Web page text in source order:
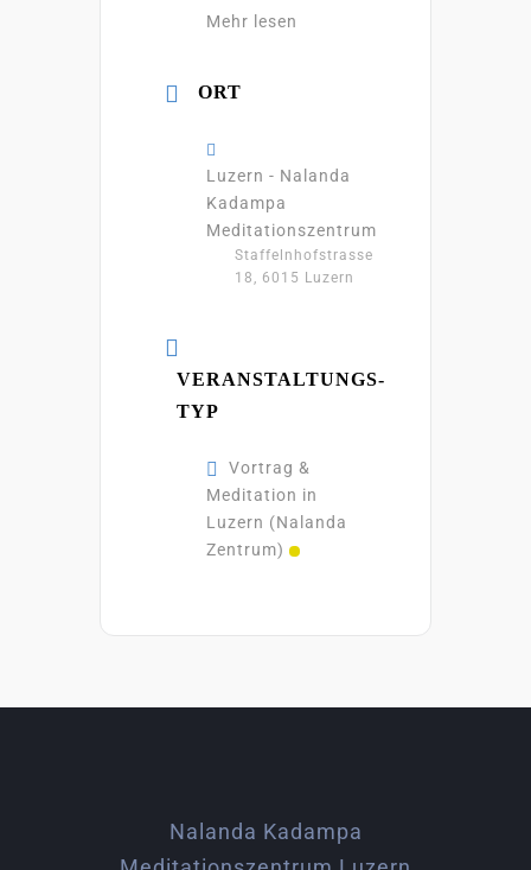
Mehr lesen
ORT
Luzern - Nalanda
Kadampa
Meditationszentrum
Staffelnhofstrasse
18, 6015 Luzern
VERANSTALTUNGS-
TYP
Vortrag &
Meditation in
Luzern (Nalanda
Zentrum)
Nalanda Kadampa